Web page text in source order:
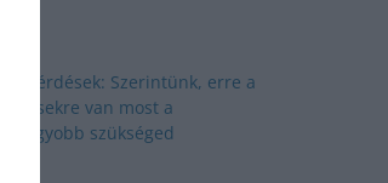
Kvíz kérdések: Szerintünk, erre a
kérdésekre van most a
legnagyobb szükséged